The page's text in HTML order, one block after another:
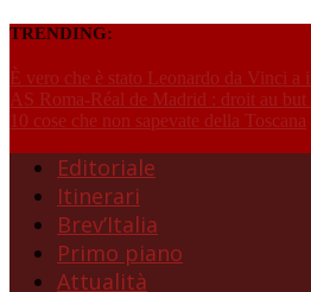
TRENDING:
È vero che è stato Leonardo da Vinci a
AS Roma-Réal de Madrid : droit au but
10 cose che non sapevate della Toscana
Editoriale
Itinerari
Brev’Italia
Primo piano
Attualità